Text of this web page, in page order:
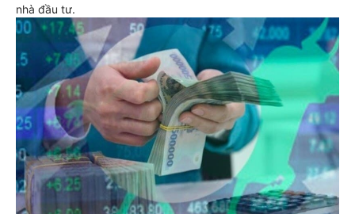
nhà đầu tư.